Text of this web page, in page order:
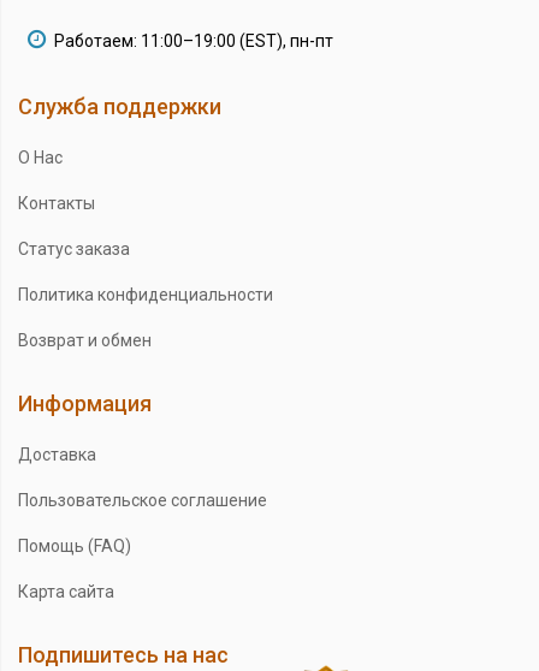
Работаем: 11:00–19:00 (EST), пн-пт
Служба поддержки
О Нас
Контакты
Статус заказа
Политика конфиденциальности
Возврат и обмен
Информация
Доставка
Пользовательское соглашение
Помощь (FAQ)
Карта сайта
Подпишитесь на нас